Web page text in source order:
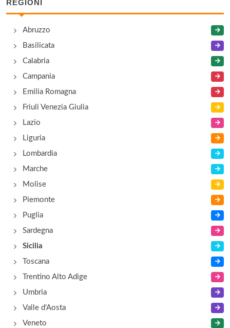
REGIONI
Abruzzo
Basilicata
Calabria
Campania
Emilia Romagna
Friuli Venezia Giulia
Lazio
Liguria
Lombardia
Marche
Molise
Piemonte
Puglia
Sardegna
Sicilia
Toscana
Trentino Alto Adige
Umbria
Valle d'Aosta
Veneto